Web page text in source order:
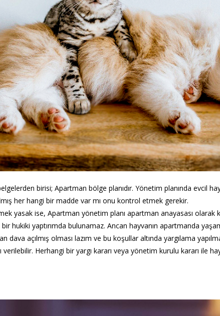
birisi; Apartman bölge planıdır. Yönetim planında evcil
her hangi bir madde var mı onu kontrol etmek gerekir.
yasak ise, Apartman yönetim planı apartman anayasası olarak
bir hukiki yaptırımda bulunamaz. Ancan hayvanın apartmanda
dava açılmış olması lazım ve bu koşullar altında yargılama
verilebilir. Herhangi bir yargı kararı veya yönetim kurulu kararı ile